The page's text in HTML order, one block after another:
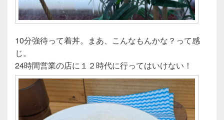
10分強待って着丼。まあ、こんなもんかな？って感
じ。
24時間営業の店に１２時代に行ってはいけない！